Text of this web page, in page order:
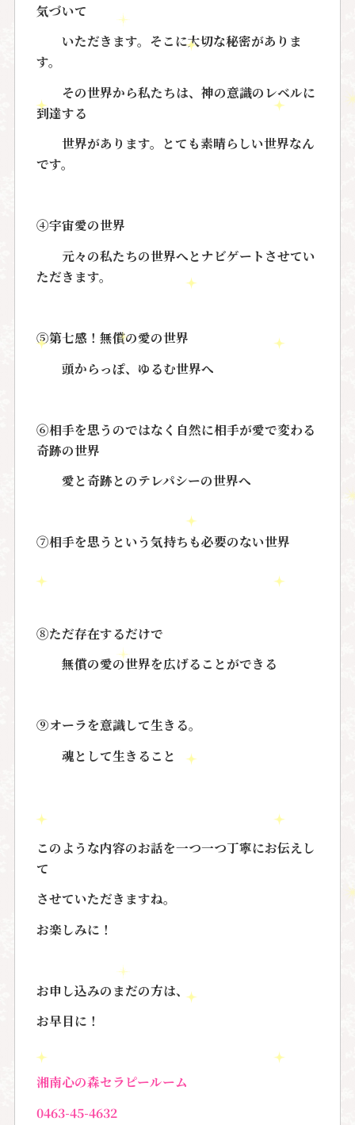
気づいて
いただきます。そこに大切な秘密がありま
す。
その世界から私たちは、神の意識のレベルに
到達する
世界があります。とても素晴らしい世界なん
です。
④宇宙愛の世界
元々の私たちの世界へとナビゲートさせてい
ただきます。
⑤第七感！無償の愛の世界
頭からっぽ、ゆるむ世界へ
⑥相手を思うのではなく自然に相手が愛で変わる
奇跡の世界
愛と奇跡とのテレパシーの世界へ
⑦相手を思うという気持ちも必要のない世界
⑧ただ存在するだけで
無償の愛の世界を広げることができる
⑨オーラを意識して生きる。
魂として生きること
このような内容のお話を一つ一つ丁寧にお伝えし
て
させていただきますね。
お楽しみに！
お申し込みのまだの方は、
お早目に！
湘南心の森セラピールーム
0463-45-4632